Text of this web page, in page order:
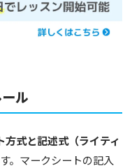
ル
方式と記述式（ライティ
。マークシートの記入